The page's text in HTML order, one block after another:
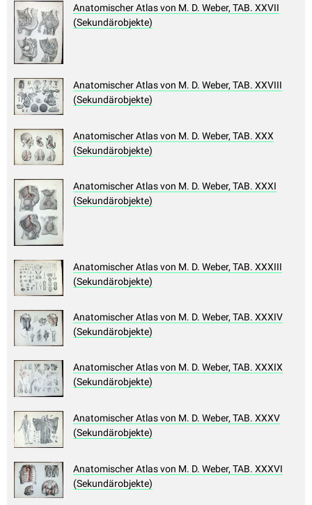
Anatomischer Atlas von M. D. Weber, TAB. XXVII
(Sekundärobjekte)
Anatomischer Atlas von M. D. Weber, TAB. XXVIII
(Sekundärobjekte)
Anatomischer Atlas von M. D. Weber, TAB. XXX
(Sekundärobjekte)
Anatomischer Atlas von M. D. Weber, TAB. XXXI
(Sekundärobjekte)
Anatomischer Atlas von M. D. Weber, TAB. XXXIII
(Sekundärobjekte)
Anatomischer Atlas von M. D. Weber, TAB. XXXIV
(Sekundärobjekte)
Anatomischer Atlas von M. D. Weber, TAB. XXXIX
(Sekundärobjekte)
Anatomischer Atlas von M. D. Weber, TAB. XXXV
(Sekundärobjekte)
Anatomischer Atlas von M. D. Weber, TAB. XXXVI
(Sekundärobjekte)